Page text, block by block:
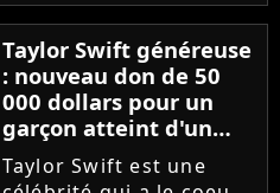
jours, Lucy Hale, Ashley
Benson, Shay Mitchell et
les autres tournaient
les dernières scènes
d'une...
Taylor Swift généreuse
: nouveau don de 50
000 dollars pour un
garçon atteint d'un
cancer
Taylor Swift est une